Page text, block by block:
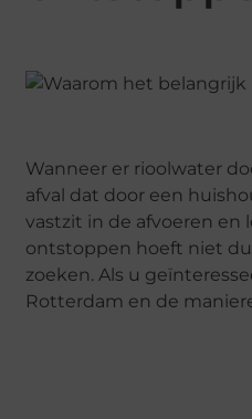
Wanneer er rioolwater
afval dat door een
vastzit in de afvoeren en
ontstoppen hoeft niet
zoeken. Als u
Rotterdam en de